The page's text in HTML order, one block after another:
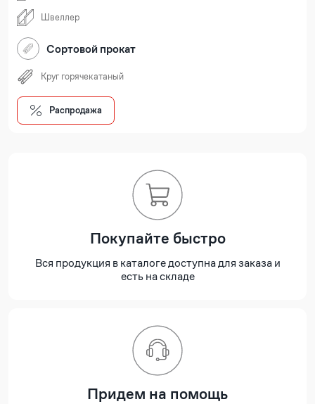
Швеллер
Сортовой прокат
Круг горячекатаный
Распродажа
Покупайте быстро
Вся продукция в каталоге доступна для заказа и
есть на складе
Придем на помощь